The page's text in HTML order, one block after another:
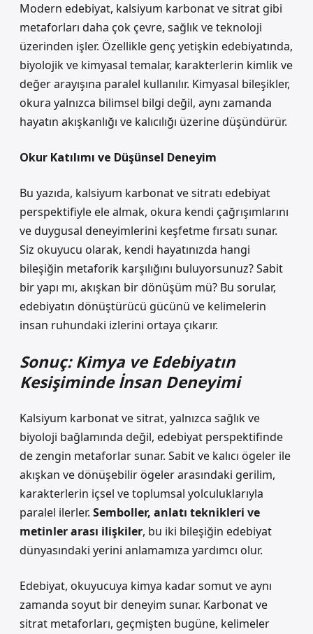
Modern edebiyat, kalsiyum karbonat ve sitrat gibi
metaforları daha çok çevre, sağlık ve teknoloji
üzerinden işler. Özellikle genç yetişkin edebiyatında,
biyolojik ve kimyasal temalar, karakterlerin kimlik ve
değer arayışına paralel kullanılır. Kimyasal bileşikler,
okura yalnızca bilimsel bilgi değil, aynı zamanda
hayatın akışkanlığı ve kalıcılığı üzerine düşündürür.
Okur Katılımı ve Düşünsel Deneyim
Bu yazıda, kalsiyum karbonat ve sitratı edebiyat
perspektifiyle ele almak, okura kendi çağrışımlarını
ve duygusal deneyimlerini keşfetme fırsatı sunar.
Siz okuyucu olarak, kendi hayatınızda hangi
bileşiğin metaforik karşılığını buluyorsunuz? Sabit
bir yapı mı, akışkan bir dönüşüm mü? Bu sorular,
edebiyatın dönüştürücü gücünü ve kelimelerin
insan ruhundaki izlerini ortaya çıkarır.
Sonuç: Kimya ve Edebiyatın
Kesişiminde İnsan Deneyimi
Kalsiyum karbonat ve sitrat, yalnızca sağlık ve
biyoloji bağlamında değil, edebiyat perspektifinde
de zengin metaforlar sunar. Sabit ve kalıcı ögeler ile
akışkan ve dönüşebilir ögeler arasındaki gerilim,
karakterlerin içsel ve toplumsal yolculuklarıyla
paralel ilerler. Semboller, anlatı teknikleri ve
metinler arası ilişkiler, bu iki bileşiğin edebiyat
dünyasındaki yerini anlamamıza yardımcı olur.
Edebiyat, okuyucuya kimya kadar somut ve aynı
zamanda soyut bir deneyim sunar. Karbonat ve
sitrat metaforları, geçmişten bugüne, kelimeler